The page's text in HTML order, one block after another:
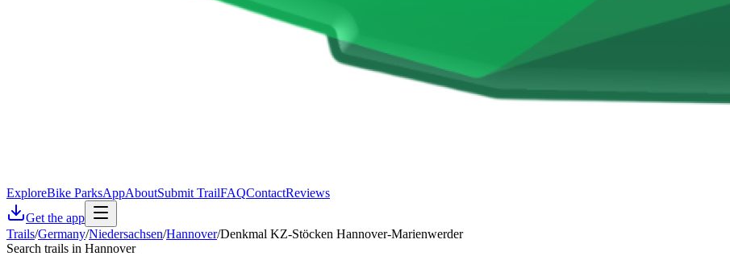
ExploreBike ParksAppAboutSubmit TrailFAQContactReviews
Get the app
Trails/Germany/Niedersachsen/Hannover/Denkmal KZ-Stöcken Hannover-Marienwerder
Search trails in Hannover